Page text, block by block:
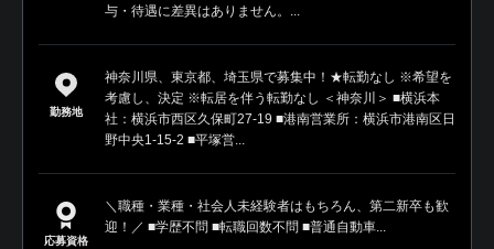
与・待遇に差異はありません。...
勤務地
神奈川県、東京都、埼玉県で募集中！★転勤なし ※希望を
考慮し、決定 ※転居を伴う転勤なし ＜神奈川＞ ■横浜本
社：横浜市西区久保町27-19 ■港南営業所：横浜市港南区日
野中央1-15-2 ■平塚営...
応募資格
＼職種・業種・社会人未経験者はもちろん、第二新卒も歓
迎！／ ■学歴不問 ■転職回数不問 ■普通自動車...